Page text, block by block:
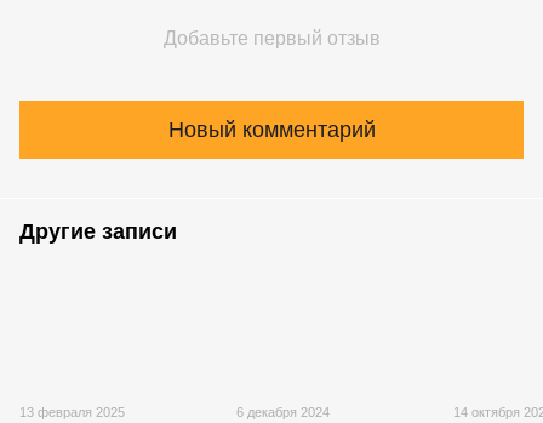
Добавьте первый отзыв
Новый комментарий
Другие записи
13 февраля 2025 6 декабря 2024 14 октября